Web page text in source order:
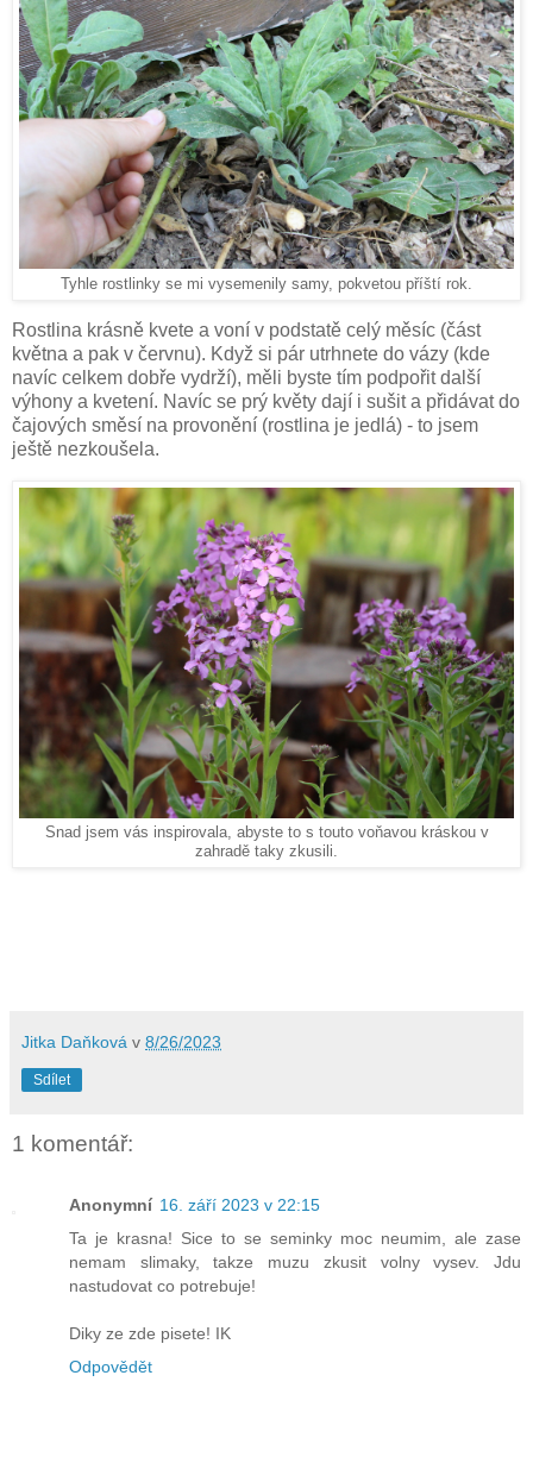
Tyhle rostlinky se mi vysemenily samy, pokvetou příští rok.
Rostlina krásně kvete a voní v podstatě celý měsíc (část
května a pak v červnu). Když si pár utrhnete do vázy (kde
navíc celkem dobře vydrží), měli byste tím podpořit další
výhony a kvetení. Navíc se prý květy dají i sušit a přidávat do
čajových směsí na provonění (rostlina je jedlá) - to jsem
ještě nezkoušela.
Snad jsem vás inspirovala, abyste to s touto voňavou kráskou v
zahradě taky zkusili.
Jitka Daňková v 8/26/2023
Sdílet
1 komentář:
Anonymní 16. září 2023 v 22:15
Ta je krasna! Sice to se seminky moc neumim, ale zase
nemam slimaky, takze muzu zkusit volny vysev. Jdu
nastudovat co potrebuje!
Diky ze zde pisete! IK
Odpovědět